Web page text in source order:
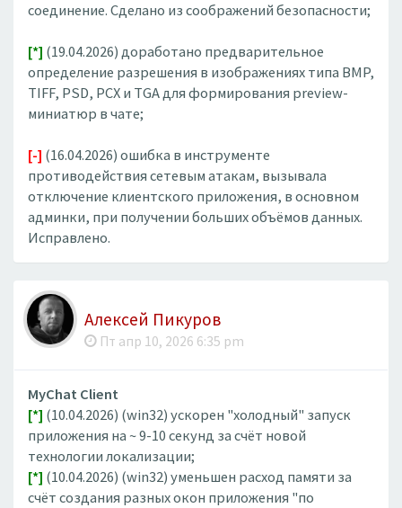
соединение. Сделано из соображений безопасности;
[*] (19.04.2026) доработано предварительное
определение разрешения в изображениях типа BMP,
TIFF, PSD, PCX и TGA для формирования preview-
миниатюр в чате;
[-] (16.04.2026) ошибка в инструменте
противодействия сетевым атакам, вызывала
отключение клиентского приложения, в основном
админки, при получении больших объёмов данных.
Исправлено.
Алексей Пикуров
Пт апр 10, 2026 6:35 pm
MyChat Client
[*] (10.04.2026) (win32) ускорен "холодный" запуск
приложения на ~ 9-10 секунд за счёт новой
технологии локализации;
[*] (10.04.2026) (win32) уменьшен расход памяти за
счёт создания разных окон приложения "по